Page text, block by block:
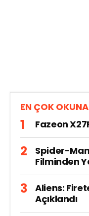
EN ÇOK
Fazeon
Spider-
Filminden
Aliens:
Açıklandı